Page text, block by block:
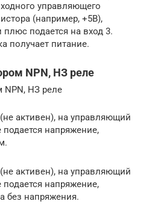
управляющего
(например, +5В),
плюс подается на вход 3.
получает питание.
NPN, НЗ реле
NPN, НЗ реле
активен), на управляющий
подается напряжение,
активен), на управляющий
подается напряжение,
без напряжения.